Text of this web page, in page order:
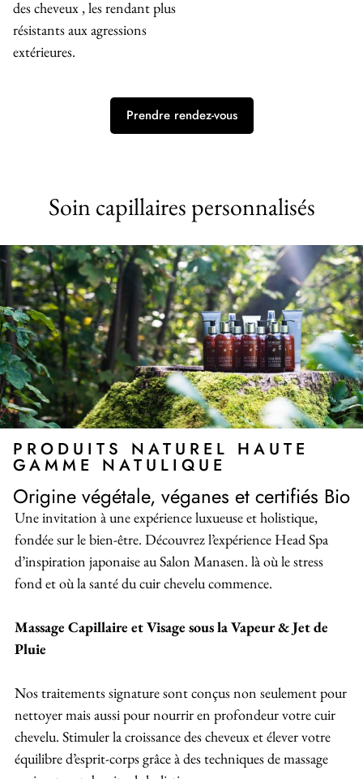
des cheveux , les rendant plus
résistants aux agressions
extérieures.
Prendre rendez-vous
Soin capillaires personnalisés
PRODUITS NATUREL HAUTE
GAMME NATULIQUE
Origine végétale, véganes et certifiés Bio
Une invitation à une expérience luxueuse et holistique,
fondée sur le bien-être. Découvrez l’expérience Head Spa
d’inspiration japonaise au Salon Manasen. là où le stress
fond et où la santé du cuir chevelu commence.
Massage Capillaire et Visage sous la Vapeur & Jet de
Pluie
Nos traitements signature sont conçus non seulement pour
nettoyer mais aussi pour nourrir en profondeur votre cuir
chevelu. Stimuler la croissance des cheveux et élever votre
équilibre d’esprit-corps grâce à des techniques de massage